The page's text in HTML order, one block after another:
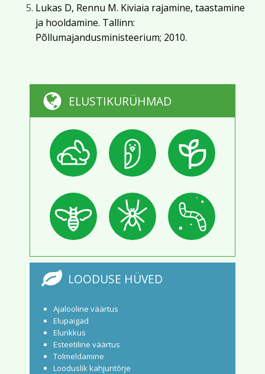
Lukas D, Rennu M. Kiviaia rajamine, taastamine
ja hooldamine. Tallinn:
Põllumajandusministeerium; 2010.
ELUSTIKURÜHMAD
LOODUSE HÜVED
Ajalooline väärtus
Elupaigad
Elurikkus
Esteetiline väärtus
Tolmeldamine
Looduslik kahjuritõrje